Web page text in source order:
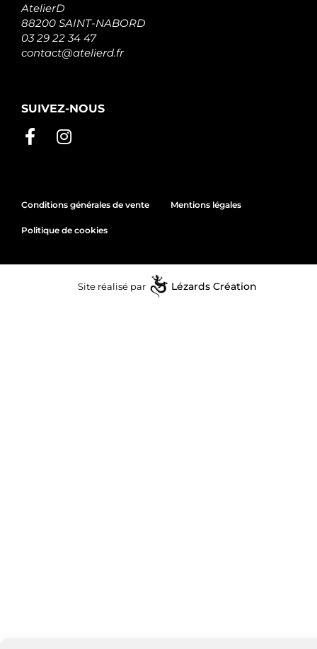
AtelierD
88200 SAINT-NABORD
03 29 22 34 47
contact@atelierd.fr
SUIVEZ-NOUS
Conditions générales de vente Mentions légales
Politique de cookies
Site réalisé par Lézards Création